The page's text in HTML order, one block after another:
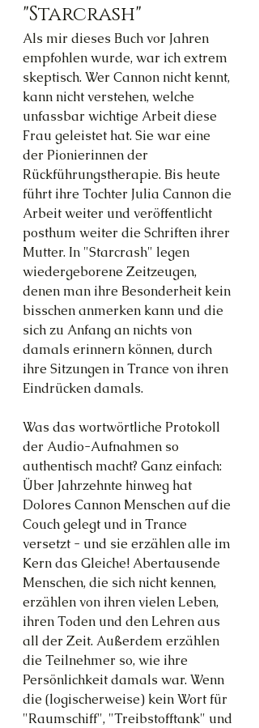
"Starcrash"
Als mir dieses Buch vor Jahren
empfohlen wurde, war ich extrem
skeptisch. Wer Cannon nicht kennt,
kann nicht verstehen, welche
unfassbar wichtige Arbeit diese
Frau geleistet hat. Sie war eine
der Pionierinnen der
Rückführungstherapie. Bis heute
führt ihre Tochter Julia Cannon die
Arbeit weiter und veröffentlicht
posthum weiter die Schriften ihrer
Mutter. In "Starcrash" legen
wiedergeborene Zeitzeugen,
denen man ihre Besonderheit kein
bisschen anmerken kann und die
sich zu Anfang an nichts von
damals erinnern können, durch
ihre Sitzungen in Trance von ihren
Eindrücken damals.
Was das wortwörtliche Protokoll
der Audio-Aufnahmen so
authentisch macht? Ganz einfach:
Über Jahrzehnte hinweg hat
Dolores Cannon Menschen auf die
Couch gelegt und in Trance
versetzt - und sie erzählen alle im
Kern das Gleiche! Abertausende
Menschen, die sich nicht kennen,
erzählen von ihren vielen Leben,
ihren Toden und den Lehren aus
all der Zeit. Außerdem erzählen
die Teilnehmer so, wie ihre
Persönlichkeit damals war. Wenn
die (logischerweise) kein Wort für
"Raumschiff", "Treibstofftank" und